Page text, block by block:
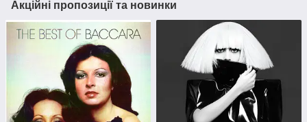
Акційні пропозиції та новинки